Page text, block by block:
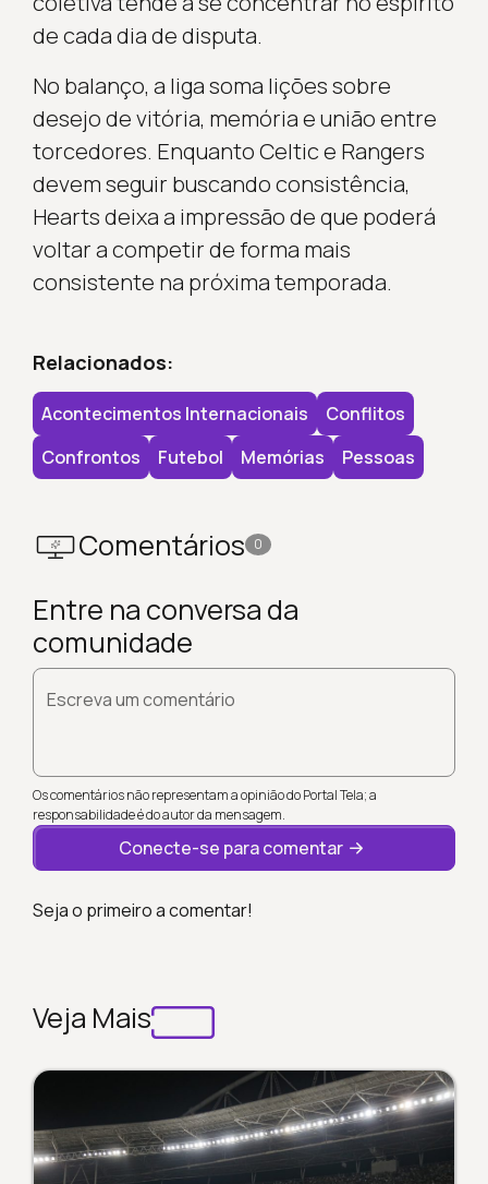
de cada dia de disputa.
No balanço, a liga soma lições sobre
desejo de vitória, memória e união entre
torcedores. Enquanto Celtic e Rangers
devem seguir buscando consistência,
Hearts deixa a impressão de que poderá
voltar a competir de forma mais
consistente na próxima temporada.
Relacionados:
Acontecimentos Internacionais
Conflitos
Confrontos
Futebol Memórias Pessoas
Comentários 0
Entre na conversa da
comunidade
Escreva um comentário
Os comentários não representam a opinião do Portal Tela; a
responsabilidade é do autor da mensagem.
Conecte-se para comentar
Seja o primeiro a comentar!
Veja Mais